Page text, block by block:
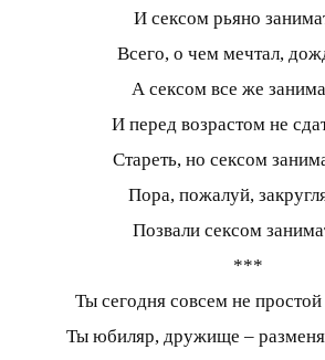
И сексом рьяно
Всего, о чем мечтал,
А сексом все же
И перед возрастом не
Стареть, но сексом
Пора, пожалуй,
Позвали сексом
***
Ты сегодня совсем не
Ты юбиляр, дружище –